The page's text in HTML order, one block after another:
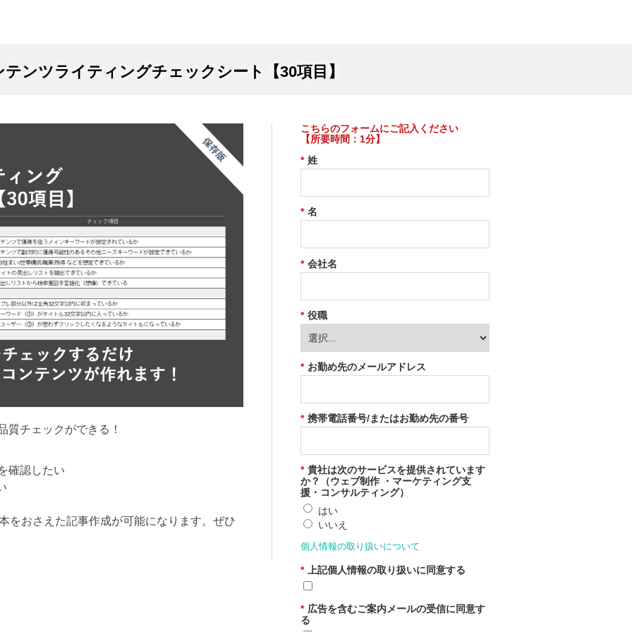
テンツライティングチェックシート【30項目】
質チェックができる！
確認したい
をおさえた記事作成が可能になります。ぜひ
こちらのフォームにご記入ください
【所要時間：1分】
* 姓
* 名
* 会社名
* 役職
* お勤め先のメールアドレス
* 携帯電話番号/またはお勤め先の番号
* 貴社は次のサービスを提供されています
か？（ウェブ制作 ・マーケティング支
援・コンサルティング）
はい
いいえ
個人情報の取り扱いについて
* 上記個人情報の取り扱いに同意する
* 広告を含むご案内メールの受信に同意す
る